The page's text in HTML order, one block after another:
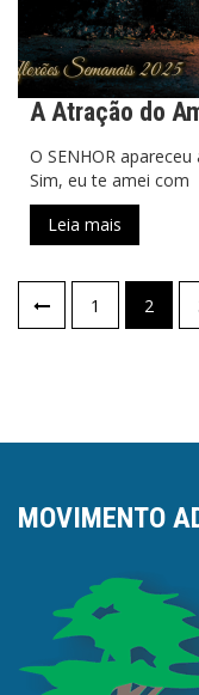
A Atração do
O SENHOR
Sim, eu te amei com
Leia mais
Paginação
de
1 2
MOVIMENTO